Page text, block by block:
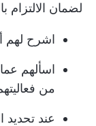
لضمان الالتزام
اشرح لهم
اسألهم
من
عند